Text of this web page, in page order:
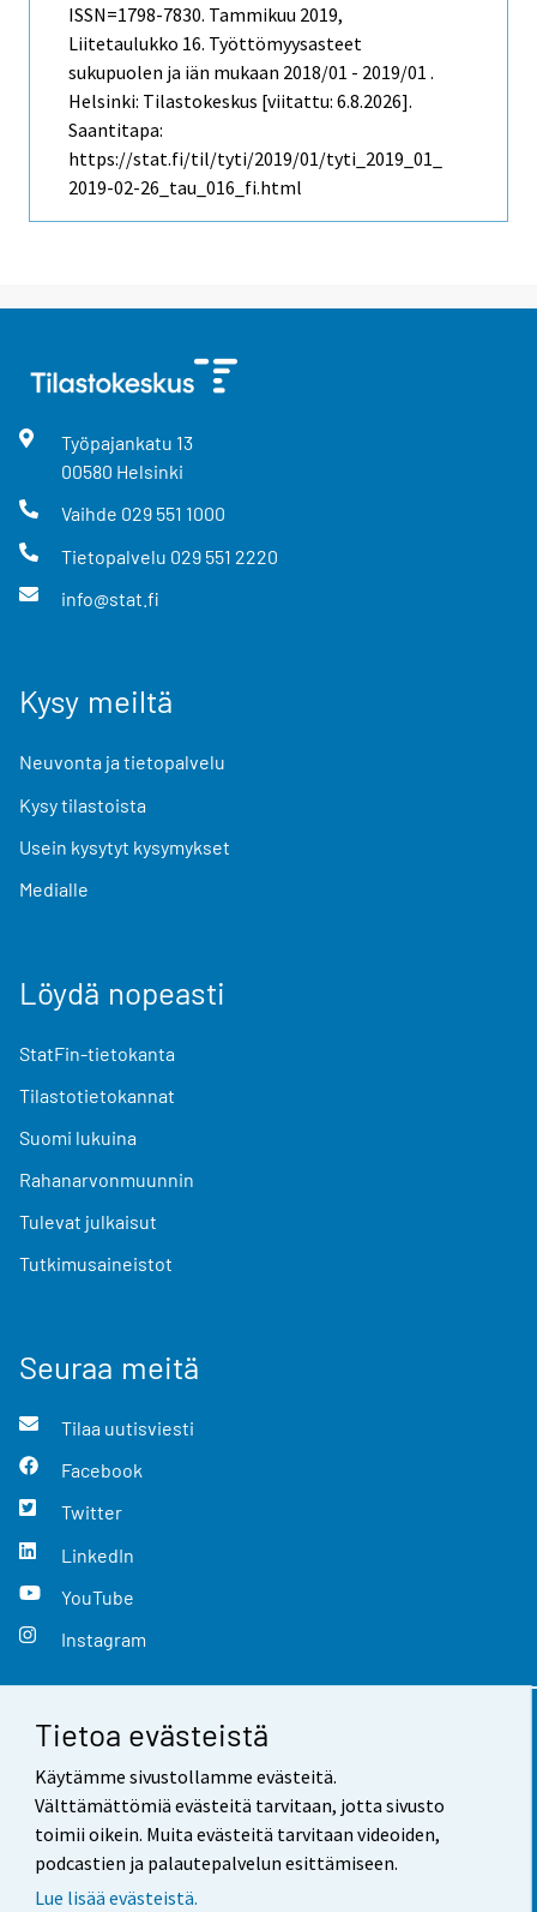
Tietoa evästeistä
Käytämme sivustollamme evästeitä.
Välttämättömiä evästeitä tarvitaan, jotta sivusto
toimii oikein. Muita evästeitä tarvitaan videoiden,
podcastien ja palautepalvelun esittämiseen.
Lue lisää evästeistä.
ISSN=1798-7830. Tammikuu 2019,
Liitetaulukko 16. Työttömyysasteet
sukupuolen ja iän mukaan 2018/01 - 2019/01 .
Helsinki: Tilastokeskus [viitattu: 6.8.2026].
Saantitapa:
https://stat.fi/til/tyti/2019/01/tyti_2019_01_
2019-02-26_tau_016_fi.html
Työpajankatu 13
00580 Helsinki
Vaihde 029 551 1000
Tietopalvelu 029 551 2220
info@stat.fi
Kysy meiltä
Neuvonta ja tietopalvelu
Kysy tilastoista
Usein kysytyt kysymykset
Medialle
Löydä nopeasti
StatFin-tietokanta
Tilastotietokannat
Suomi lukuina
Rahanarvonmuunnin
Tulevat julkaisut
Tutkimusaineistot
Seuraa meitä
Tilaa uutisviesti
Facebook
Twitter
LinkedIn
YouTube
Instagram
Yhteystiedot
Palaute
Käyttöehdot